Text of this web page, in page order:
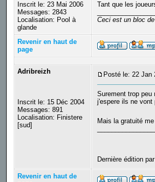
Inscrit le: 23 Mai 2006
Messages: 2843
Localisation: Pool à
glande
Tant que les
Ceci est un bloc
Revenir en haut de
page
Adribreizh
Inscrit le: 15 Déc 2004
Messages: 891
Localisation: Finistere
[sud]
Posté le: 22 Jan
Surement trop peu
j'espere ils ne vont
Mais la gratuité
Dernière édition
Revenir en haut de